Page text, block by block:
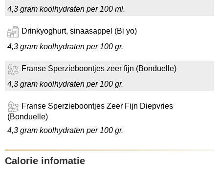
4,3 gram koolhydraten per 100 ml.
Drinkyoghurt, sinaasappel (Bi yo)
4,3 gram koolhydraten per 100 gr.
Franse Sperzieboontjes zeer fijn (Bonduelle)
4,3 gram koolhydraten per 100 gr.
Franse Sperzieboontjes Zeer Fijn Diepvries
(Bonduelle)
4,3 gram koolhydraten per 100 gr.
Calorie infomatie